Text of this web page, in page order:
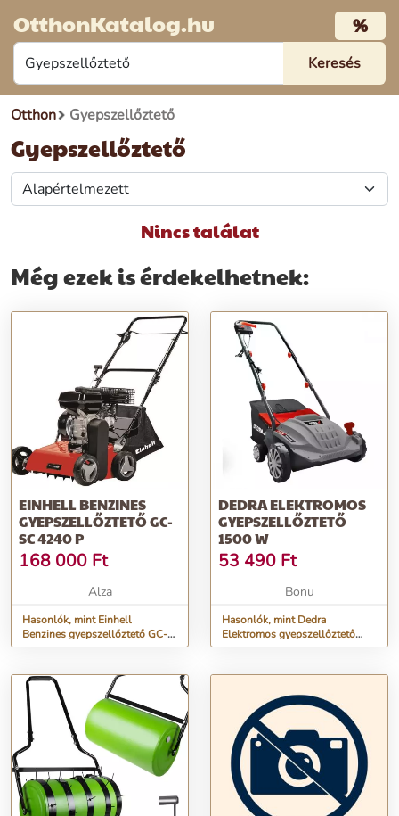
OtthonKatalog.hu %
Otthon Gyepszellőztető
Gyepszellőztető
Nincs találat
Még ezek is érdekelhetnek:
EINHELL BENZINES
GYEPSZELLŐZTETŐ GC-
SC 4240 P
168 000 Ft
Alza
Hasonlók, mint Einhell
Benzines gyepszellőztető GC-
SC 4240 P
DEDRA ELEKTROMOS
GYEPSZELLŐZTETŐ
1500 W
53 490 Ft
Bonu
Hasonlók, mint Dedra
Elektromos gyepszellőztető
1500 W